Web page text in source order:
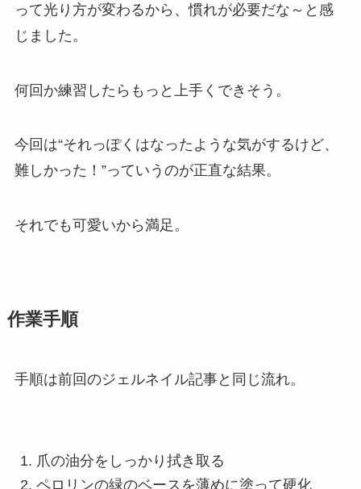
って光り方が変わるから、慣れが必要だな～と感
じました。
何回か練習したらもっと上手くできそう。
今回は“それっぽくはなったような気がするけど、
難しかった！”っていうのが正直な結果。
それでも可愛いから満足。
作業手順
手順は前回のジェルネイル記事と同じ流れ。
爪の油分をしっかり拭き取る
ペロリンの緑のベースを薄めに塗って硬化